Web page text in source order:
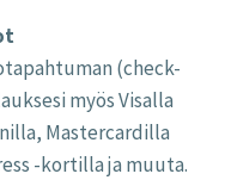
(check-
myös Visalla
Mastercardilla
-kortilla ja muuta.